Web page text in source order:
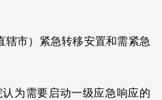
辖市）紧急转移安置和需紧急
认为需要启动一级应急响应的